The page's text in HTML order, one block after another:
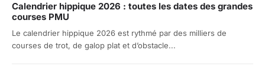
Calendrier hippique 2026 : toutes les dates des grandes
courses PMU
Le calendrier hippique 2026 est rythmé par des milliers de
courses de trot, de galop plat et d’obstacle...